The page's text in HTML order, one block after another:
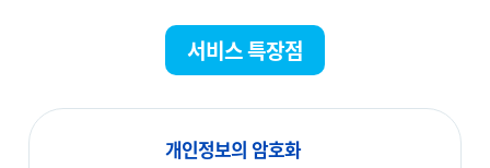
서비스 특장점
개인정보의 암호화